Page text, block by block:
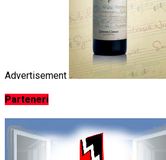
Advertisement
Parteneri